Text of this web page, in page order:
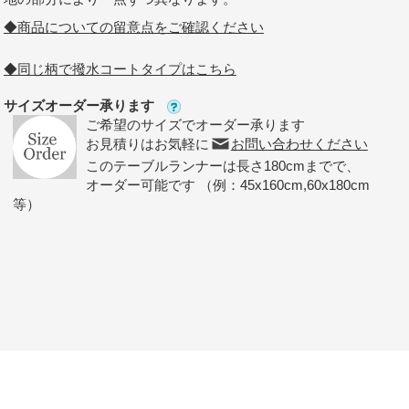
◆商品についての留意点をご確認ください
◆同じ柄で撥水コートタイプはこちら
サイズオーダー承ります
ご希望のサイズでオーダー承ります
お見積りはお気軽に
お問い合わせください
このテーブルランナーは長さ180cmまでで、
オーダー可能です （例：45x160cm,60x180cm
等）